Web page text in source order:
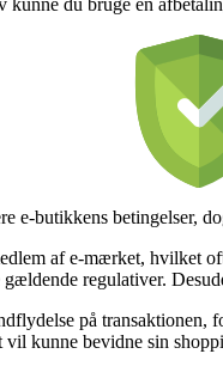
butikkens betingelser,
af e-mærket, hvilket
regulativer.
på
kunne bevidne sin